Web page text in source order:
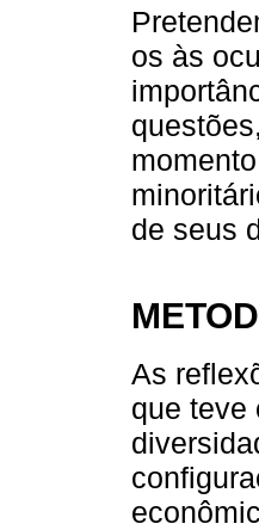
os às
de seus
As
que teve